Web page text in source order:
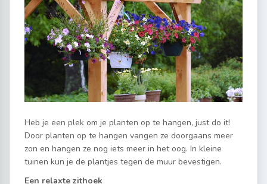
Heb je een plek om je planten op te hangen, just do it!
Door planten op te hangen vangen ze doorgaans meer
zon en hangen ze nog iets meer in het oog. In kleine
tuinen kun je de plantjes tegen de muur bevestigen.
Een relaxte zithoek